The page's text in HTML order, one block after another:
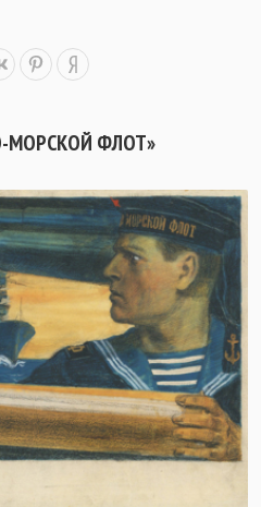
МОРСКОЙ ФЛОТ»